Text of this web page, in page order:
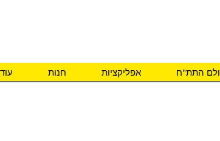
חנות אפליקציות התת"ח